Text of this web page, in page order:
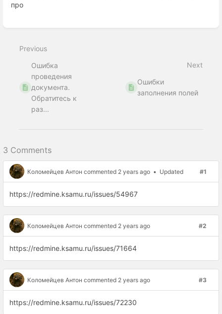
про
mode
Previous
Ошибка
проведения
документа.
Обратитесь к
раз...
Next
Ошибки
заполнения полей
3 Comments
Коломейцев Антон commented 2 years ago • Updated #1
https://redmine.ksamu.ru/issues/54967
Коломейцев Антон commented 2 years ago #2
https://redmine.ksamu.ru/issues/71664
Коломейцев Антон commented 2 years ago #3
https://redmine.ksamu.ru/issues/72230